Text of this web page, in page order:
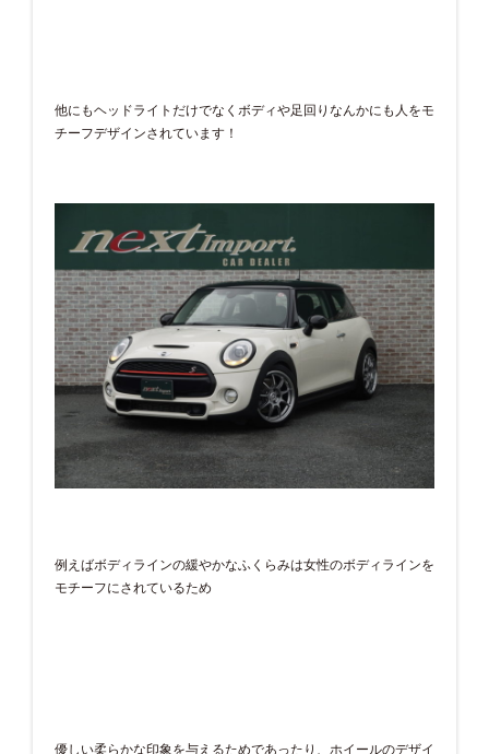
他にもヘッドライトだけでなくボディや足回りなんかにも人をモ
チーフデザインされています！
例えばボディラインの緩やかなふくらみは女性のボディラインを
モチーフにされているため
優しい柔らかな印象を与えるためであったり、ホイールのデザイ